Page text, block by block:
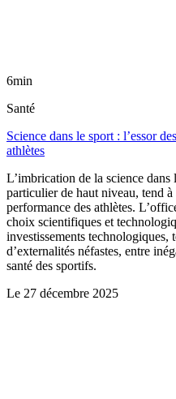
6min
Santé
Science dans le sport : l’essor
athlètes
L’imbrication de la science dans
particulier de haut niveau, tend
performance des athlètes.
choix scientifiques et
investissements technologiques,
d’externalités néfastes, entre
santé des sportifs.
Le 27 décembre 2025